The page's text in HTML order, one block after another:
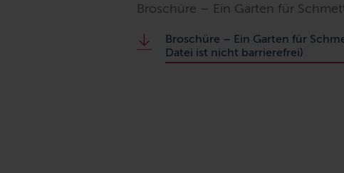
Broschüre – Ein Garten für
Broschüre – Ein Garten für
Datei ist nicht barrierefrei)